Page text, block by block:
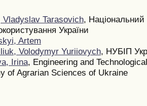
Vladyslav Tarasovich, Національний
України
Artem
Volodymyr Yuriiovych, НУБІП
Irina, Engineering and
of Agrarian Sciences of Ukraine